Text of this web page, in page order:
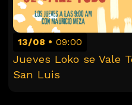
13/08 09:00
Jueves Loko se Vale
San Luis